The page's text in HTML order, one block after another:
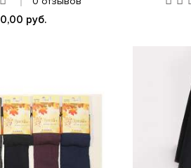
руб.